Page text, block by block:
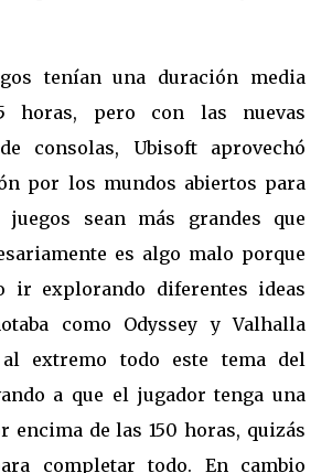
tenían una duración media
horas, pero con las nuevas
consolas, Ubisoft aprovechó
por los mundos abiertos para
sean más grandes que
es algo malo porque
ir explorando diferentes ideas
como Odyssey y Valhalla
extremo todo este tema del
a que el jugador tenga una
encima de las 150 horas, quizás
completar todo. En cambio